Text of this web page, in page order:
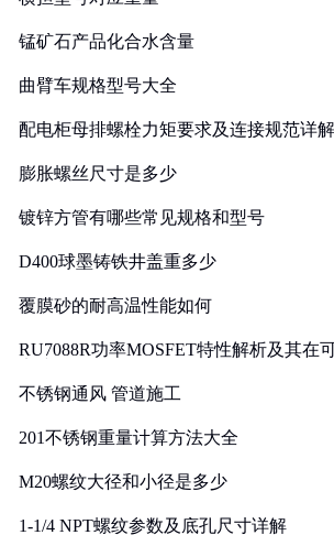
锰矿石产品化合水含量
曲臂车规格型号大全
配电柜母排螺栓力矩要求及连接规范详解
膨胀螺丝尺寸是多少
镀锌方管有哪些常见规格和型号
D400球墨铸铁井盖重多少
覆膜砂的耐高温性能如何
RU7088R功率MOSFET特性解析及其在
不锈钢通风 管道施工
201不锈钢重量计算方法大全
M20螺纹大径和小径是多少
1-1/4 NPT螺纹参数及底孔尺寸详解